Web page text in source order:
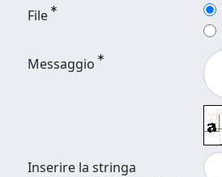
File
Messaggio
Inserire la stringa